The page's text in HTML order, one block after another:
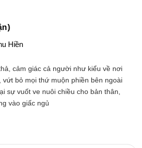
Hiền
cảm giác cả người như kiểu về nơi
vứt bỏ mọi thứ muộn phiền bên ngoài
sự vuốt ve nuôi chiều cho bản thân,
vào giấc ngủ